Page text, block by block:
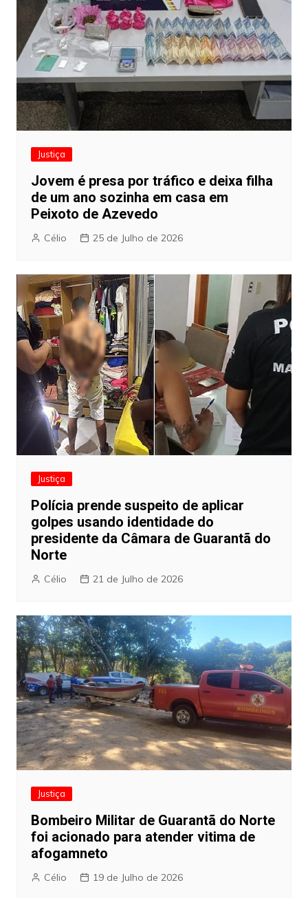
Justiça
Jovem é presa por tráfico e deixa filha
de um ano sozinha em casa em
Peixoto de Azevedo
Célio 25 de Julho de 2026
Justiça
Polícia prende suspeito de aplicar
golpes usando identidade do
presidente da Câmara de Guarantã do
Norte
Célio 21 de Julho de 2026
Justiça
Bombeiro Militar de Guarantã do Norte
foi acionado para atender vitima de
afogamneto
Célio 19 de Julho de 2026